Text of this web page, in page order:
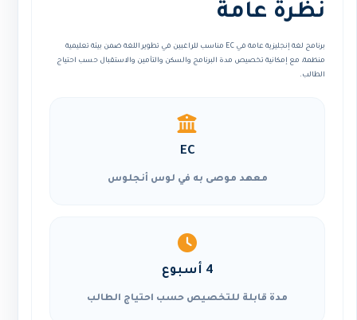
نظرة عامة
برنامج لغة إنجليزية عامة في EC مناسب للراغبين في تطوير اللغة ضمن بيئة تعليمية
منظمة، مع إمكانية تخصيص مدة البرنامج والسكن والتأمين والاستقبال حسب احتياج
الطالب.
EC
معهد موصى به في لوس أنجلوس
4 أسبوع
مدة قابلة للتخصيص حسب احتياج الطالب